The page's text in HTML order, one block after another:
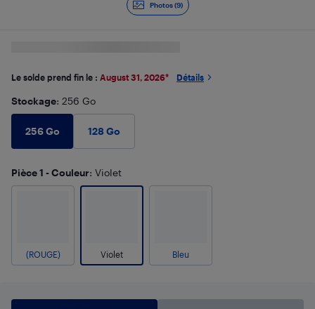
Photos (9)
Le solde prend fin le : August 31, 2026* Détails
Stockage: 256 Go
256 Go 128 Go
Pièce 1 - Couleur: Violet
(ROUGE) Violet Bleu